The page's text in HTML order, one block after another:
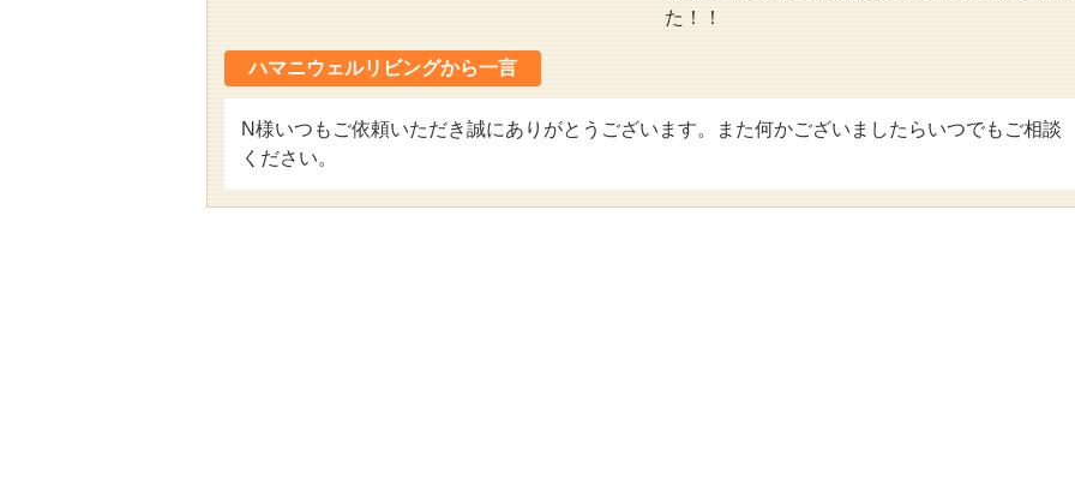
た！！
ハマニウェルリビングから一言
N様いつもご依頼いただき誠にありがとうございます。また何かございましたらいつでもご相談
ください。